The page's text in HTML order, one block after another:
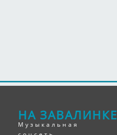
НА ЗАВАЛИНКЕ
Музыкальная